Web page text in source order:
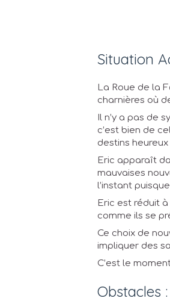
Situation
La Roue de la
charnières où
Il n’y a pas de
c’est bien de
destins
Eric apparaît
mauvaises
l’instant
Eric est réduit
comme ils se
Ce choix de
impliquer des
C’est le
Obstacles